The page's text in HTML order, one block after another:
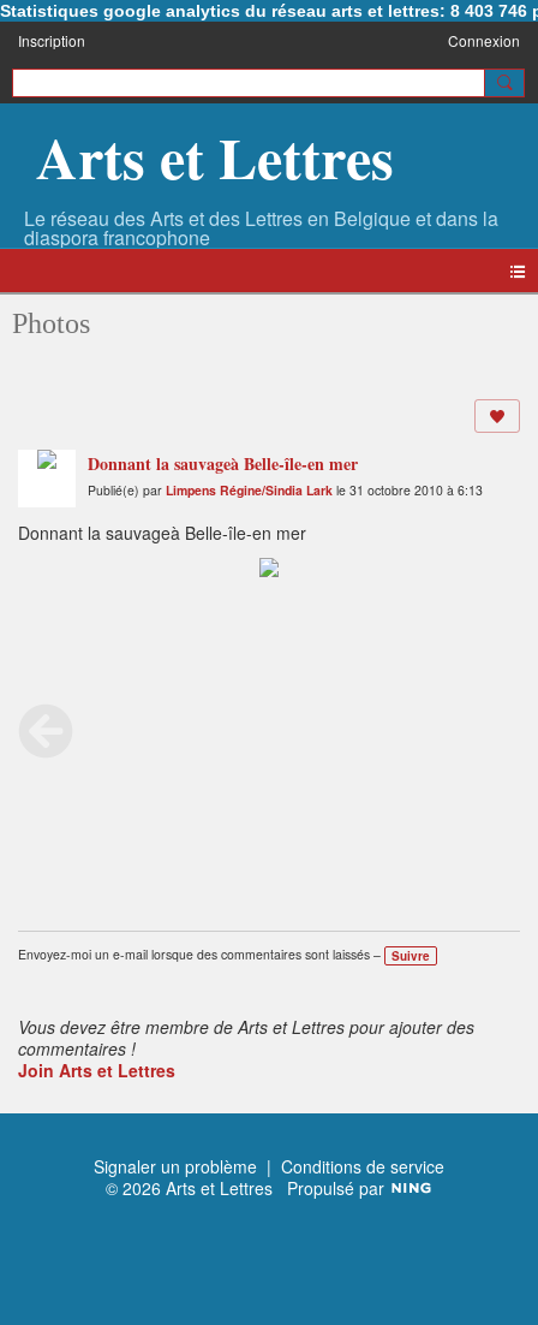
Statistiques google analytics du réseau arts et lettres: 8 403 746
Inscription Connexion
Arts et Lettres
Photos
Donnant la sauvageà Belle-île-en mer
Publié(e) par Limpens Régine/Sindia Lark le 31 octobre 2010 à 6:13
Donnant la sauvageà Belle-île-en mer
Envoyez-moi un e-mail lorsque des commentaires sont laissés – Suivre
Vous devez être membre de Arts et Lettres pour ajouter des
commentaires !
Join Arts et Lettres
Signaler un problème | Conditions de service
© 2026 Arts et Lettres Propulsé par